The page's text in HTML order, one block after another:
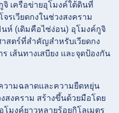
จิ เครือข่ายอุโมงค์ใต้ดินที่
รเวียดกงในช่วงสงคราม
ห์ (เดิมคือไซ่ง่อน) อุโมงค์กูจิ
สตร์ที่สำคัญสำหรับเวียดกง
เส้นทางเสบียง และจุดป้องกัน
วามฉลาดและความยืดหยุ่น
สงคราม สร้างขึ้นด้วยมือโดย
โมงค์ยาวหลายร้อยกิโลเมตร